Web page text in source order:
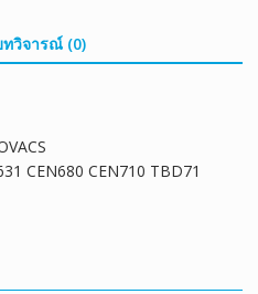
วิจารณ์ (0)
CEN680 CEN710 TBD71